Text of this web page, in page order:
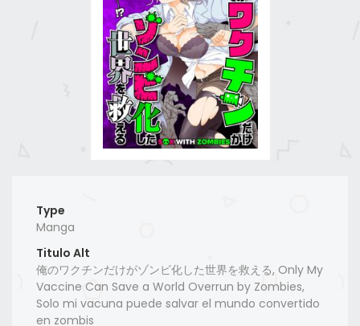
Type
Manga
Titulo Alt
俺のワクチンだけがゾンビ化した世界を救える, Only My
Vaccine Can Save a World Overrun by Zombies,
Solo mi vacuna puede salvar el mundo convertido
en zombis